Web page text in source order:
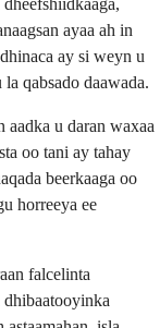
ayaa ah in
ay si weyn u
qabsado daawada.
aadka u daran waxaa
oo tani ay tahay
beerkaaga oo
horreeya ee
falcelinta
dhibaatooyinka